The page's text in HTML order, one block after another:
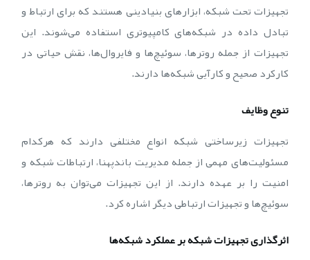
تجهیزات تحت شبکه، ابزارهای بنیادینی هستند که برای ارتباط و
تبادل داده در شبکه‌های کامپیوتری استفاده می‌شوند. این
تجهیزات از جمله روترها، سوئیچ‌ها و فایروال‌ها، نقش حیاتی در
کارکرد صحیح و کارآیی شبکه‌ها دارند.
تنوع وظایف
تجهیزات زیرساختی شبکه انواع مختلفی دارند که هرکدام
مسئولیت‌های مهمی از جمله مدیریت باندپهنا، ارتباطات شبکه و
امنیت را بر عهده دارند. از این تجهیزات می‌توان به روترها،
سوئیچ‌ها و تجهیزات ارتباطی دیگر اشاره کرد.
اثرگذاری تجهیزات شبکه بر عملکرد شبکه‌ها